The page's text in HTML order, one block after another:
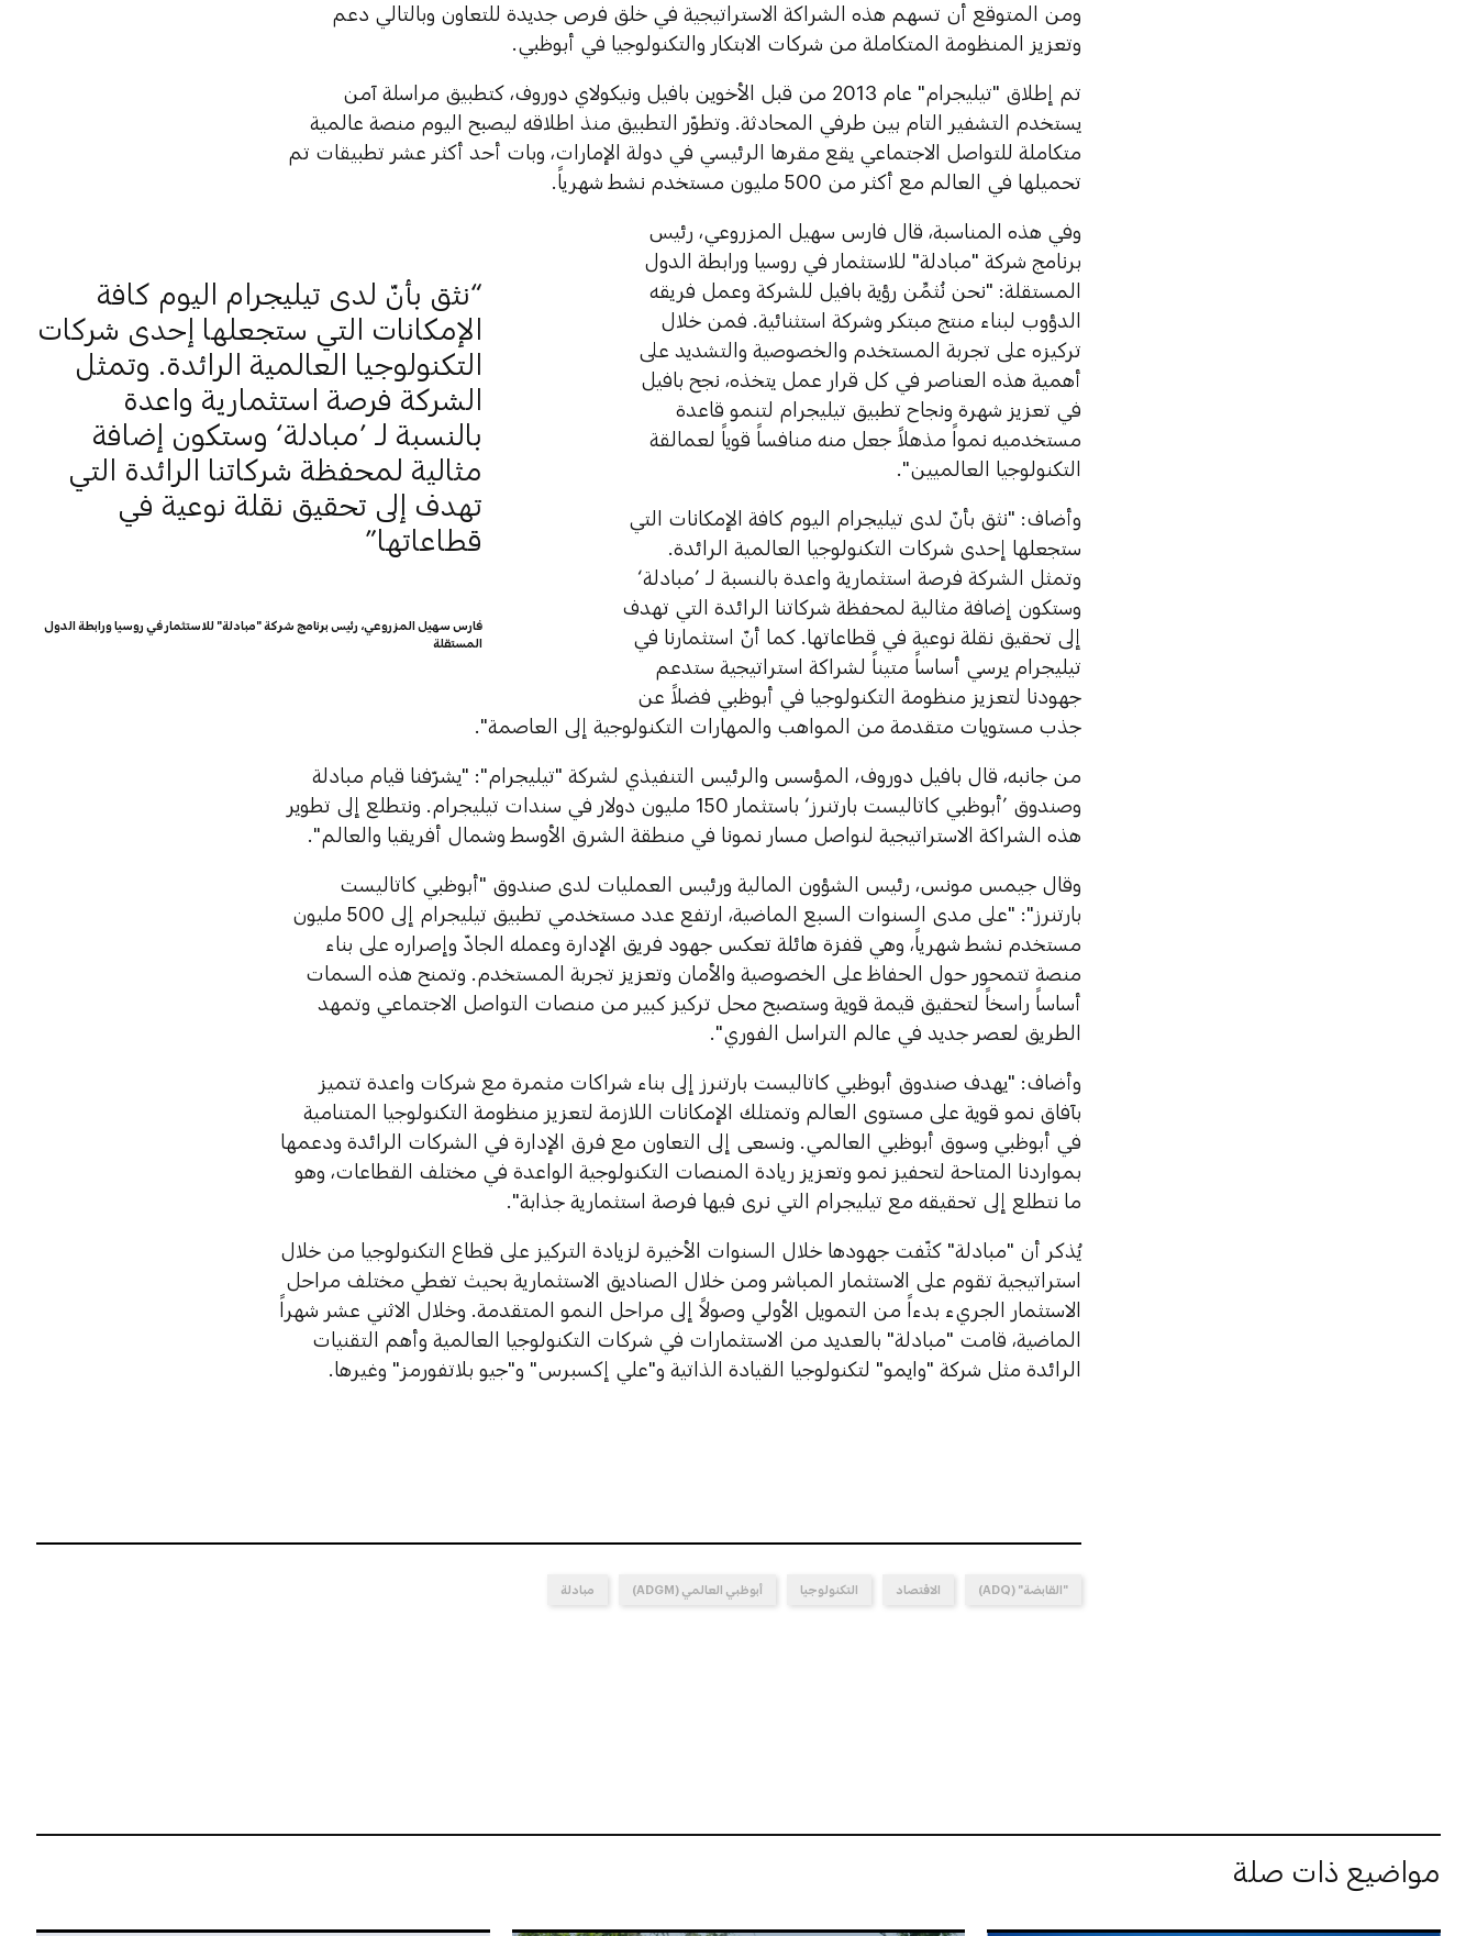
ومن المتوقع أن تسهم هذه الشراكة الاستراتيجية في خلق فرص جديدة للتعاون وبالتالي دعم
وتعزيز المنظومة المتكاملة من شركات الابتكار والتكنولوجيا في أبوظبي.
تم إطلاق "تيليجرام" عام 2013 من قبل الأخوين بافيل ونيكولاي دوروف، كتطبيق مراسلة آمن
يستخدم التشفير التام بين طرفي المحادثة. وتطوّر التطبيق منذ اطلاقه ليصبح اليوم منصة عالمية
متكاملة للتواصل الاجتماعي يقع مقرها الرئيسي في دولة الإمارات، وبات أحد أكثر عشر تطبيقات تم
تحميلها في العالم مع أكثر من 500 مليون مستخدم نشط شهرياً.
نثق بأنّ لدى تيليجرام اليوم كافة
الإمكانات التي ستجعلها إحدى شركات
التكنولوجيا العالمية الرائدة. وتمثل
الشركة فرصة استثمارية واعدة
بالنسبة لـ ’مبادلة‘ وستكون إضافة
مثالية لمحفظة شركاتنا الرائدة التي
تهدف إلى تحقيق نقلة نوعية في
قطاعاتها
فارس سهيل المزروعي، رئيس برنامج شركة "مبادلة" للاستثمار في روسيا ورابطة الدول
المستقلة
وفي هذه المناسبة، قال فارس سهيل المزروعي، رئيس
برنامج شركة "مبادلة" للاستثمار في روسيا ورابطة الدول
المستقلة: "نحن نُثمِّن رؤية بافيل للشركة وعمل فريقه
الدؤوب لبناء منتج مبتكر وشركة استثنائية. فمن خلال
تركيزه على تجربة المستخدم والخصوصية والتشديد على
أهمية هذه العناصر في كل قرار عمل يتخذه، نجح بافيل
في تعزيز شهرة ونجاح تطبيق تيليجرام لتنمو قاعدة
مستخدميه نمواً مذهلاً جعل منه منافساً قوياً لعمالقة
التكنولوجيا العالميين".
وأضاف: "نثق بأنّ لدى تيليجرام اليوم كافة الإمكانات التي
ستجعلها إحدى شركات التكنولوجيا العالمية الرائدة.
وتمثل الشركة فرصة استثمارية واعدة بالنسبة لـ ’مبادلة‘
وستكون إضافة مثالية لمحفظة شركاتنا الرائدة التي تهدف
إلى تحقيق نقلة نوعية في قطاعاتها. كما أنّ استثمارنا في
تيليجرام يرسي أساساً متيناً لشراكة استراتيجية ستدعم
جهودنا لتعزيز منظومة التكنولوجيا في أبوظبي فضلاً عن
جذب مستويات متقدمة من المواهب والمهارات التكنولوجية إلى العاصمة".
من جانبه، قال بافيل دوروف، المؤسس والرئيس التنفيذي لشركة "تيليجرام": "يشرّفنا قيام مبادلة
وصندوق ’أبوظبي كاتاليست بارتنرز‘ باستثمار 150 مليون دولار في سندات تيليجرام. ونتطلع إلى تطوير
هذه الشراكة الاستراتيجية لنواصل مسار نمونا في منطقة الشرق الأوسط وشمال أفريقيا والعالم".
وقال جيمس مونس، رئيس الشؤون المالية ورئيس العمليات لدى صندوق "أبوظبي كاتاليست
بارتنرز": "على مدى السنوات السبع الماضية، ارتفع عدد مستخدمي تطبيق تيليجرام إلى 500 مليون
مستخدم نشط شهرياً، وهي قفزة هائلة تعكس جهود فريق الإدارة وعمله الجادّ وإصراره على بناء
منصة تتمحور حول الحفاظ على الخصوصية والأمان وتعزيز تجربة المستخدم. وتمنح هذه السمات
أساساً راسخاً لتحقيق قيمة قوية وستصبح محل تركيز كبير من منصات التواصل الاجتماعي وتمهد
الطريق لعصر جديد في عالم التراسل الفوري".
وأضاف: "يهدف صندوق أبوظبي كاتاليست بارتنرز إلى بناء شراكات مثمرة مع شركات واعدة تتميز
بآفاق نمو قوية على مستوى العالم وتمتلك الإمكانات اللازمة لتعزيز منظومة التكنولوجيا المتنامية
في أبوظبي وسوق أبوظبي العالمي. ونسعى إلى التعاون مع فرق الإدارة في الشركات الرائدة ودعمها
بمواردنا المتاحة لتحفيز نمو وتعزيز ريادة المنصات التكنولوجية الواعدة في مختلف القطاعات، وهو
ما نتطلع إلى تحقيقه مع تيليجرام التي نرى فيها فرصة استثمارية جذابة".
يُذكر أن "مبادلة" كثّفت جهودها خلال السنوات الأخيرة لزيادة التركيز على قطاع التكنولوجيا من خلال
استراتيجية تقوم على الاستثمار المباشر ومن خلال الصناديق الاستثمارية بحيث تغطي مختلف مراحل
الاستثمار الجريء بدءاً من التمويل الأولي وصولاً إلى مراحل النمو المتقدمة. وخلال الاثني عشر شهراً
الماضية، قامت "مبادلة" بالعديد من الاستثمارات في شركات التكنولوجيا العالمية وأهم التقنيات
الرائدة مثل شركة "وايمو" لتكنولوجيا القيادة الذاتية و"علي إكسبرس" و"جيو بلاتفورمز" وغيرها.
"القابضة" (ADQ) الاقتصاد التكنولوجيا أبوظبي العالمي (ADGM) مبادلة
مواضيع ذات صلة